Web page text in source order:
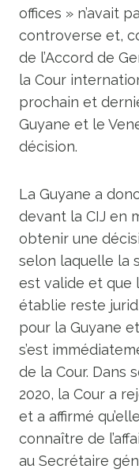
offices » n’avait
controverse et,
de l’Accord de
la Cour
prochain et
Guyane et le
décision.
La Guyane a
devant la CIJ en
obtenir une
selon laquelle la
est valide et que
établie reste
pour la Guyane
s’est
de la Cour. Dans
2020, la Cour a
et a affirmé
connaître de
au Secrétaire